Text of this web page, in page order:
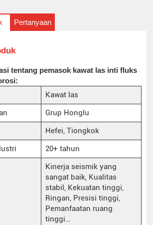
Pertanyaan
tentang pemasok kawat las inti fluks
Kawat las
Grup Honglu
Hefei, Tiongkok
20+ tahun
Kinerja seismik yang
sangat baik, Kualitas
stabil, Kekuatan tinggi,
Ringan, Presisi tinggi,
Pemanfaatan ruang
tinggi…